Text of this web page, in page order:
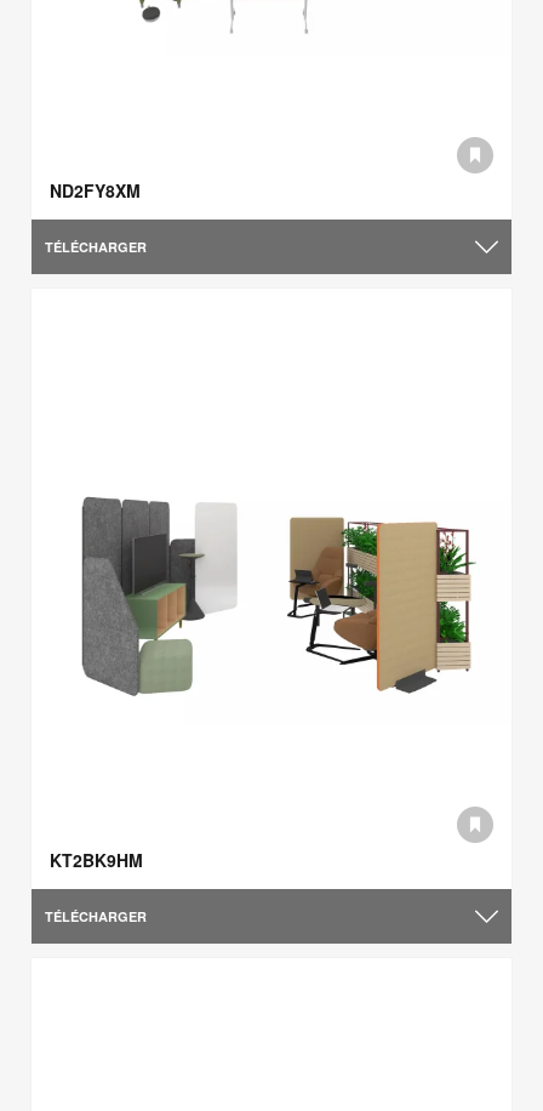
ND2FY8XM
TÉLÉCHARGER
KT2BK9HM
TÉLÉCHARGER